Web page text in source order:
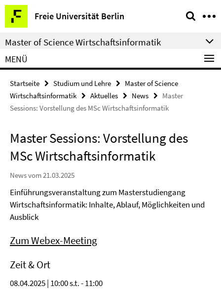
Springe
direkt
zu
Inhalt
Freie Universität Berlin
Service-
Navigation
Master of Science Wirtschaftsinformatik
MENÜ
Startseite Studium und Lehre
Master of Science
Wirtschaftsinformatik
Aktuelles News
Master
Sessions: Vorstellung des MSc Wirtschaftsinformatik
Master Sessions: Vorstellung des
MSc Wirtschaftsinformatik
News vom 21.03.2025
Einführungsveranstaltung zum Masterstudiengang
Wirtschaftsinformatik: Inhalte, Ablauf, Möglichkeiten und
Ausblick
Zum Webex-Meeting
Zeit & Ort
08.04.2025 | 10:00 s.t. - 11:00